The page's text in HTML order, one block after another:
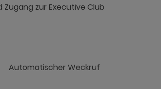
Zugang zur Executive Club
Automatischer Weckruf